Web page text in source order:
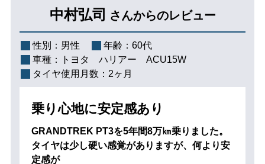
中村弘司 さんからのレビュー
性別： 男性 年齢： 60代
車種：
トヨタ ハリアー ACU15W
タイヤ使用月数： 2ヶ月
乗り心地に安定感あり
GRANDTREK PT3を5年間8万㎞乗りました。
タイヤは少し硬い感覚がありますが、何より安
定感が